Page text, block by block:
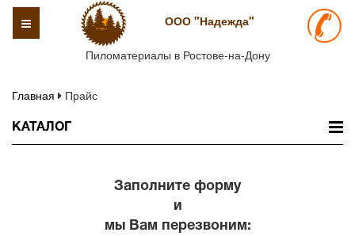
Toggle
navigation
ООО "Надежда"
Пиломатериалы в Ростове-на-Дону
Главная Прайс
КАТАЛОГ
Заполните форму
и
мы Вам перезвоним: